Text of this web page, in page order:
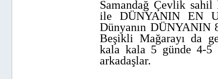
Samandağ Çevlik
ile DÜNYANIN EN
Dünyanın DÜNYANIN
Beşikli Mağarayı da
kala kala 5 günde 4-
arkadaşlar.